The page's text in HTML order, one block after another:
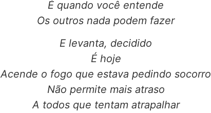
É quando você entende
Os outros nada podem fazer
E levanta, decidido
É hoje
Acende o fogo que estava pedindo socorro
Não permite mais atraso
A todos que tentam atrapalhar